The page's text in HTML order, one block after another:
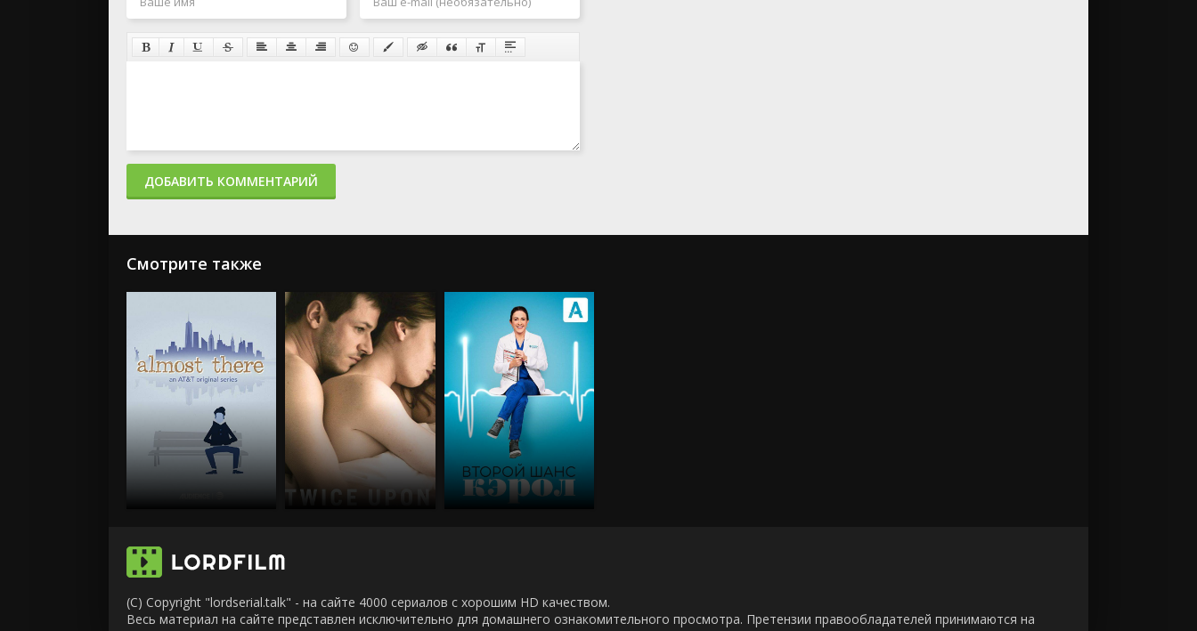
ДОБАВИТЬ КОММЕНТАРИЙ
Смотрите также
(C) Copyright "lordserial.talk" - на сайте 4000 сериалов с хорошим HD качеством.
Весь материал на сайте представлен исключительно для домашнего ознакомительного просмотра. Претензии правообладателей принимаются на